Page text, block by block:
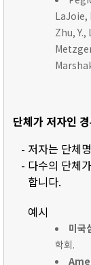
LaJoie,
Zhu,
단체가 저자인
- 저자는 단체
- 다수의 단체
합니다.
예시
미국
학회.